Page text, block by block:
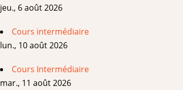
jeu., 6 août 2026
Cours intermédiaire
lun., 10 août 2026
Cours Intermédiaire
mar., 11 août 2026